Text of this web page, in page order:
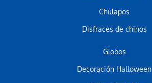
Chulapos
Disfraces de chinos
Globos
Decoración Halloween